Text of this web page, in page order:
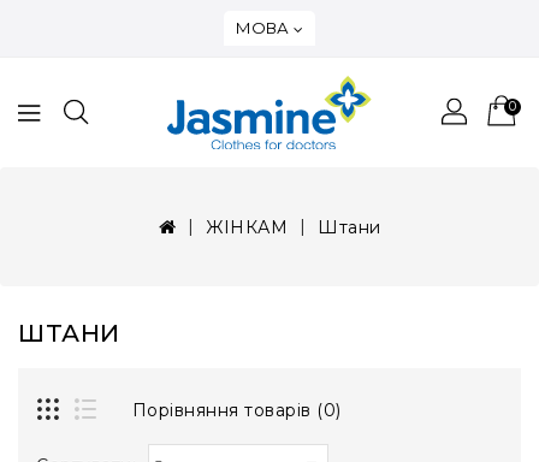
МОВА
0
ЖІНКАМ Штани
ШТАНИ
Порівняння товарів (0)